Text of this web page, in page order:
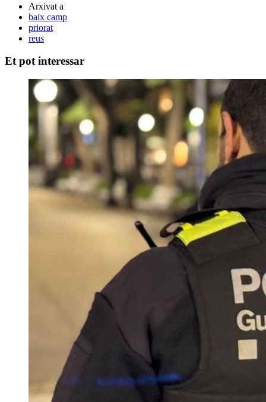
Arxivat a
baix camp
priorat
reus
Et pot interessar